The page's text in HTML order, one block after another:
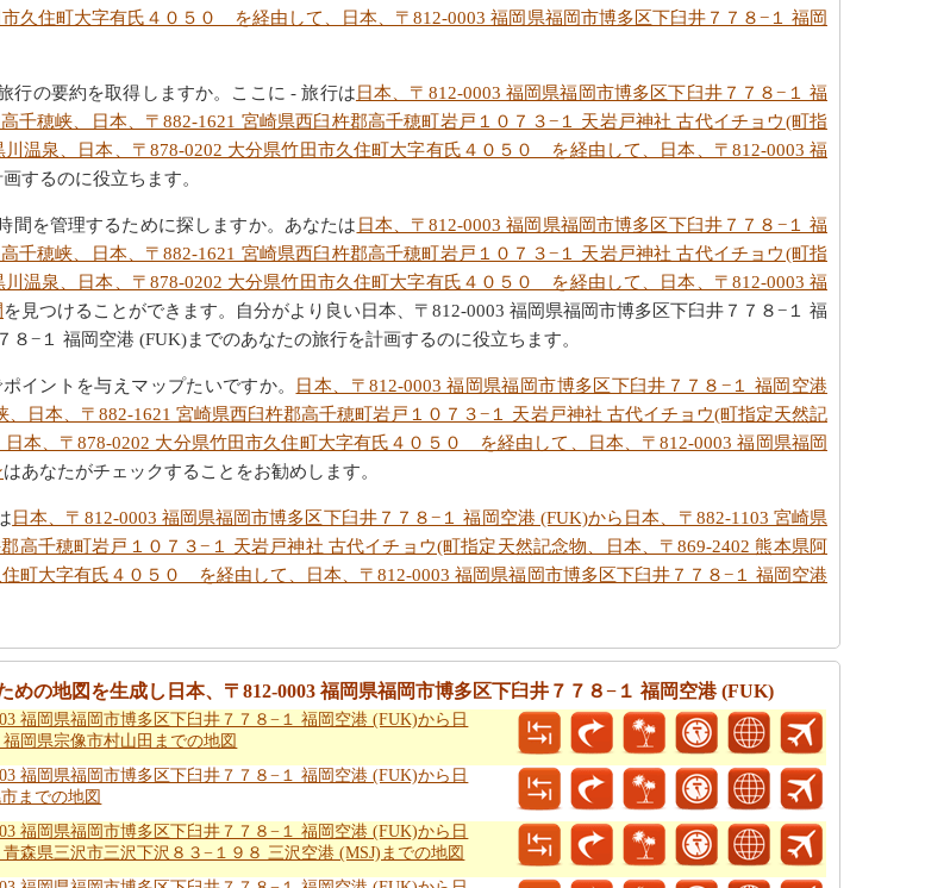
久住町大字有氏４０５０ を経由して、日本、〒812-0003 福岡県福岡市博多区下臼井７７８−１ 福岡
行の要約を取得しますか。ここに - 旅行は日本、〒812-0003 福岡県福岡市博多区下臼井７７８−１ 福
千穂峡、日本、〒882-1621 宮崎県西臼杵郡高千穂町岩戸１０７３−１ 天岩戸神社 古代イチョウ(町指
温泉、日本、〒878-0202 大分県竹田市久住町大字有氏４０５０ を経由して、日本、〒812-0003 福
画するのに役立ちます。
間を管理するために探しますか。あなたは 日本、〒812-0003 福岡県福岡市博多区下臼井７７８−１ 福
千穂峡、日本、〒882-1621 宮崎県西臼杵郡高千穂町岩戸１０７３−１ 天岩戸神社 古代イチョウ(町指
温泉、日本、〒878-0202 大分県竹田市久住町大字有氏４０５０ を経由して、日本、〒812-0003 福
を見つけることができます。自分がより良い日本、〒812-0003 福岡県福岡市博多区下臼井７７８−１ 福
−１ 福岡空港 (FUK)までのあなたの旅行を計画するのに役立ちます。
イントを与えマップたいですか。 日本、〒812-0003 福岡県福岡市博多区下臼井７７８−１ 福岡空港
日本、〒882-1621 宮崎県西臼杵郡高千穂町岩戸１０７３−１ 天岩戸神社 古代イチョウ(町指定天然記
本、〒878-0202 大分県竹田市久住町大字有氏４０５０ を経由して、日本、〒812-0003 福岡県福岡
はあなたがチェックすることをお勧めします。
日本、〒812-0003 福岡県福岡市博多区下臼井７７８−１ 福岡空港 (FUK)から日本、〒882-1103 宮崎県
高千穂町岩戸１０７３−１ 天岩戸神社 古代イチョウ(町指定天然記念物、日本、〒869-2402 熊本県阿
町大字有氏４０５０ を経由して、日本、〒812-0003 福岡県福岡市博多区下臼井７７８−１ 福岡空港
めの地図を生成し日本、〒812-0003 福岡県福岡市博多区下臼井７７８−１ 福岡空港 (FUK)
福岡県福岡市博多区下臼井７７８−１ 福岡空港 (FUK)から日
福岡県宗像市村山田までの地図
福岡県福岡市博多区下臼井７７８−１ 福岡空港 (FUK)から日
までの地図
福岡県福岡市博多区下臼井７７８−１ 福岡空港 (FUK)から日
青森県三沢市三沢下沢８３−１９８ 三沢空港 (MSJ)までの地図